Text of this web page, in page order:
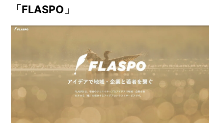
「FLASPO」